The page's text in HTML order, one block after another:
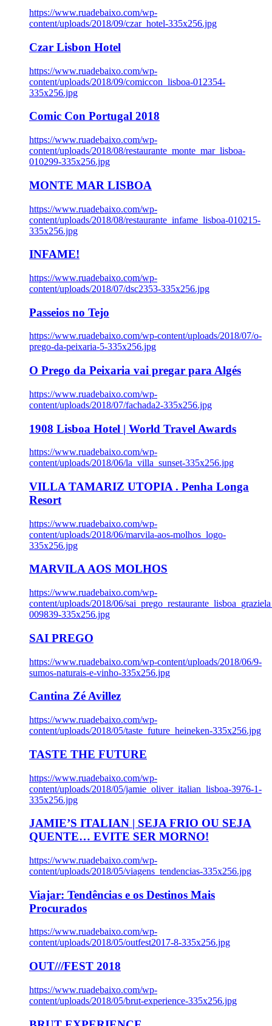
https://www.ruadebaixo.com/wp-
content/uploads/2018/09/czar_hotel-335x256.jpg
Czar Lisbon Hotel
https://www.ruadebaixo.com/wp-
content/uploads/2018/09/comiccon_lisboa-012354-
335x256.jpg
Comic Con Portugal 2018
https://www.ruadebaixo.com/wp-
content/uploads/2018/08/restaurante_monte_mar_lisboa-
010299-335x256.jpg
MONTE MAR LISBOA
https://www.ruadebaixo.com/wp-
content/uploads/2018/08/restaurante_infame_lisboa-010215-
335x256.jpg
INFAME!
https://www.ruadebaixo.com/wp-
content/uploads/2018/07/dsc2353-335x256.jpg
Passeios no Tejo
https://www.ruadebaixo.com/wp-content/uploads/2018/07/o-
prego-da-peixaria-5-335x256.jpg
O Prego da Peixaria vai pregar para Algés
https://www.ruadebaixo.com/wp-
content/uploads/2018/07/fachada2-335x256.jpg
1908 Lisboa Hotel | World Travel Awards
https://www.ruadebaixo.com/wp-
content/uploads/2018/06/la_villa_sunset-335x256.jpg
VILLA TAMARIZ UTOPIA . Penha Longa
Resort
https://www.ruadebaixo.com/wp-
content/uploads/2018/06/marvila-aos-molhos_logo-
335x256.jpg
MARVILA AOS MOLHOS
https://www.ruadebaixo.com/wp-
content/uploads/2018/06/
009839-335x256.jpg
SAI PREGO
https://www.ruadebaixo.com/wp-content/uploads/2018/06/9-
sumos-naturais-e-vinho-335x256.jpg
Cantina Zé Avillez
https://www.ruadebaixo.com/wp-
content/uploads/2018/05/taste_future_heineken-335x256.jpg
TASTE THE FUTURE
https://www.ruadebaixo.com/wp-
content/uploads/2018/05/jamie_oliver_italian_lisboa-3976-1-
335x256.jpg
JAMIE’S ITALIAN | SEJA FRIO OU SEJA
QUENTE… EVITE SER MORNO!
https://www.ruadebaixo.com/wp-
content/uploads/2018/05/viagens_tendencias-335x256.jpg
Viajar: Tendências e os Destinos Mais
Procurados
https://www.ruadebaixo.com/wp-
content/uploads/2018/05/outfest2017-8-335x256.jpg
OUT///FEST 2018
https://www.ruadebaixo.com/wp-
content/uploads/2018/05/brut-experience-335x256.jpg